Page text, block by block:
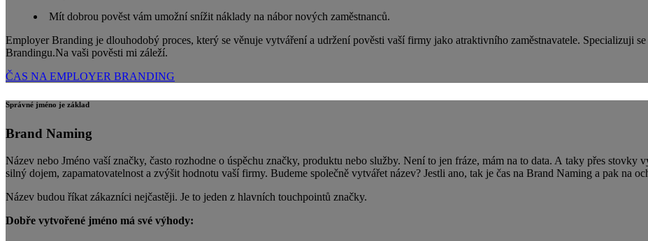
Mít dobrou pověst vám umožní snížit náklady na nábor nových zaměstnanců.
Employer Branding je dlouhodobý proces, který se věnuje vytváření a udržení pověsti vaší firmy jako atraktivního zaměstnavatele. Specializuji
Brandingu.Na vaši pověsti mi záleží.
ČAS NA EMPLOYER BRANDING
Správné jméno je základ
Brand Naming
Název nebo Jméno vaší značky, často rozhodne o úspěchu značky, produktu nebo služby. Není to jen fráze, mám na to data. A taky přes
silný dojem, zapamatovatelnost a zvýšit hodnotu vaší firmy. Budeme společně vytvářet název? Jestli ano, tak je čas na Brand Naming a pak na
Název budou říkat zákazníci nejčastěji. Je to jeden z hlavních touchpointů značky.
Dobře vytvořené jméno má své výhody: